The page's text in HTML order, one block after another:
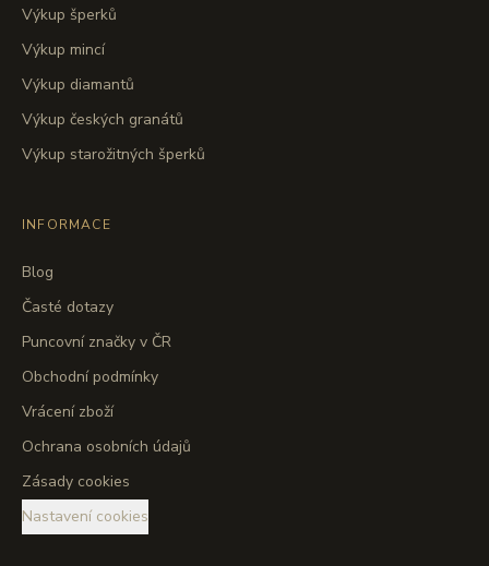
Výkup šperků
Výkup mincí
Výkup diamantů
Výkup českých granátů
Výkup starožitných šperků
INFORMACE
Blog
Časté dotazy
Puncovní značky v ČR
Obchodní podmínky
Vrácení zboží
Ochrana osobních údajů
Zásady cookies
Nastavení cookies